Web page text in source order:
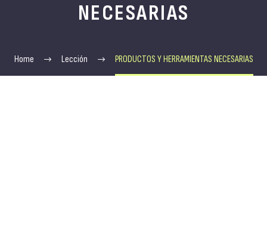
NECESARIAS
Home Lección PRODUCTOS Y HERRAMIENTAS NECESARIAS